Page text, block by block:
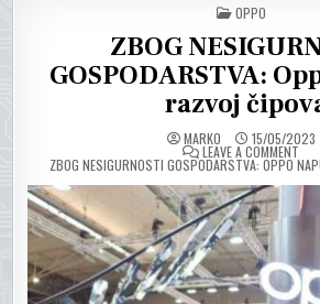
POSTED
IN
OPPO
ZBOG
GOSPODARSTVA:
razvoj
MARKO 15/05/2023
LEAVE A COMMENTON
ZBOG NESIGURNOSTI GOSPODARSTVA: OPPO